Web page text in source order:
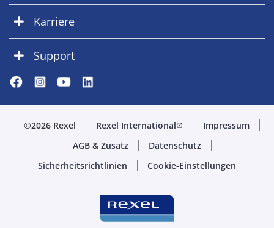
Karriere
Support
©2026 Rexel Rexel Internationalopen_in_new
Impressum
AGB & Zusatz
Datenschutz
Sicherheitsrichtlinien
Cookie-Einstellungen